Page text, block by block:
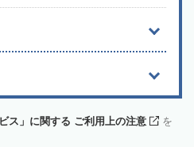
ス」に関する ご利用上の注意
を